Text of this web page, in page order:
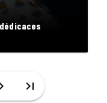
last_page